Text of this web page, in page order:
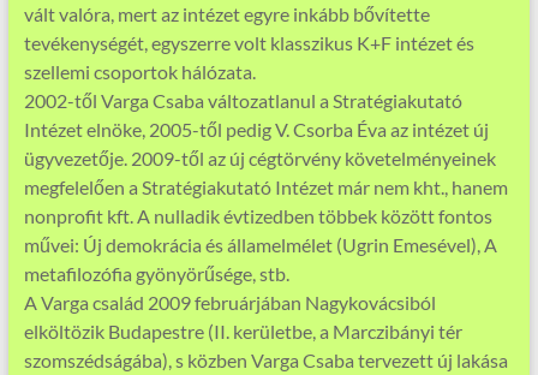
vált valóra, mert az intézet egyre inkább bővítette
tevékenységét, egyszerre volt klasszikus K+F intézet és
szellemi csoportok hálózata.
2002-től Varga Csaba változatlanul a Stratégiakutató
Intézet elnöke, 2005-től pedig V. Csorba Éva az intézet új
ügyvezetője. 2009-től az új cégtörvény követelményeinek
megfelelően a Stratégiakutató Intézet már nem kht., hanem
nonprofit kft. A nulladik évtizedben többek között fontos
művei: Új demokrácia és államelmélet (Ugrin Emesével), A
metafilozófia gyönyörűsége, stb.
A Varga család 2009 februárjában Nagykovácsiból
elköltözik Budapestre (II. kerületbe, a Marczibányi tér
szomszédságába), s közben Varga Csaba tervezett új lakása